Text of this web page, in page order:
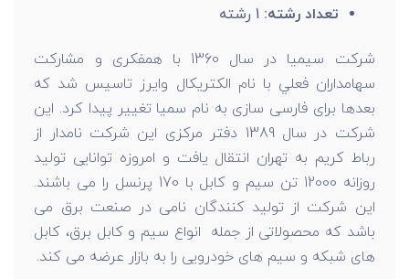
تعداد رشته: 1 رشته
شرکت سیمیا در سال 1360 با همفكری و مشاركت
سهامداران فعلي با نام الكتريكال وايرز تاسيس شد که
بعدها برای فارسی سازی به نام سمیا تغییر پیدا کرد. این
شرکت در سال 1389 دفتر مرکزی این شرکت نامدار از
رباط کریم به تهران انتقال یافت و امروزه توانایی تولید
روزانه 12000 تن سیم و کابل با 170 پرنسل را می باشند.
این شرکت از تولید کنندگان نامی در صنعت برق می
باشد که محصولاتی از جمله انواع سیم و کابل برق، کابل
های شبکه و سیم های خودرویی را به بازار عرضه می کند.